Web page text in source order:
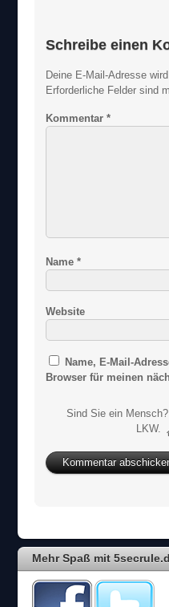
Schreibe einen
Deine E-Mail-Adresse
Erforderliche Felder sind
Kommentar*
Name*
Website
Name, E-Mail-
Browser für meinen
Sind Sie ein
LKW.
n
d
i
n
Mehr Spaß mit